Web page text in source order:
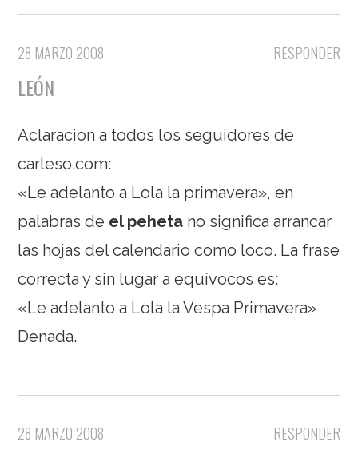
RESPONDER
28 MARZO 2008
LEÓN
Aclaración a todos los seguidores de
carleso.com:
«Le adelanto a Lola la primavera», en
palabras de el peheta no significa arrancar
las hojas del calendario como loco. La frase
correcta y sin lugar a equívocos es:
«Le adelanto a Lola la Vespa Primavera»
Denada.
RESPONDER
28 MARZO 2008